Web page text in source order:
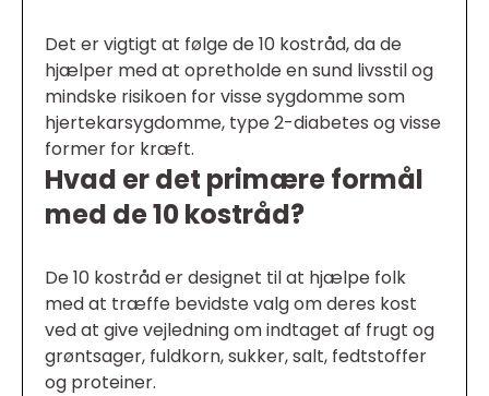
Det er vigtigt at følge de 10 kostråd, da de
hjælper med at opretholde en sund livsstil og
mindske risikoen for visse sygdomme som
hjertekarsygdomme, type 2-diabetes og visse
former for kræft.
Hvad er det primære formål
med de 10 kostråd?
De 10 kostråd er designet til at hjælpe folk
med at træffe bevidste valg om deres kost
ved at give vejledning om indtaget af frugt og
grøntsager, fuldkorn, sukker, salt, fedtstoffer
og proteiner.